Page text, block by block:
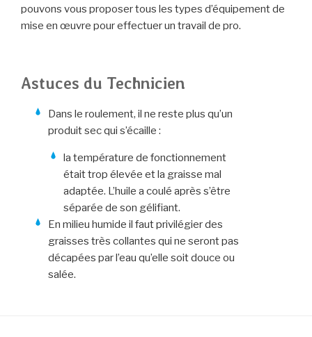
pouvons vous proposer tous les types d’équipement de
mise en œuvre pour effectuer un travail de pro.
Astuces du Technicien
Dans le roulement, il ne reste plus qu’un
produit sec qui s’écaille :
la température de fonctionnement
était trop élevée et la graisse mal
adaptée. L’huile a coulé après s’être
séparée de son gélifiant.
En milieu humide il faut privilégier des
graisses très collantes qui ne seront pas
décapées par l’eau qu’elle soit douce ou
salée.